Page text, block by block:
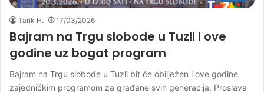
Tarik H. 17/03/2026
Bajram na Trgu slobode u Tuzli i ove
godine uz bogat program
Bajram na Trgu slobode u Tuzli bit će obilježen i ove godine
zajedničkim programom za građane svih generacija. Proslava